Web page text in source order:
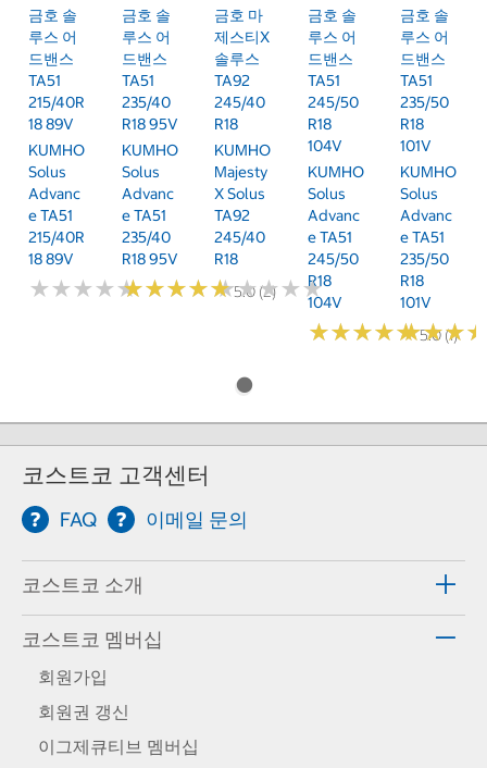
금호 솔
루스 어
드밴스
TA51
215/40R
18 89V
KUMHO
Solus
Advanc
E TA51
215/40R
18 89V
★★★★★
★★★★★
금호 솔
루스 어
드밴스
TA51
235/40
R18 95V
KUMHO
Solus
Advanc
E TA51
235/40
R18 95V
★★★★★
★★★★★5.0 (2)
금호 마
제스티X
솔루스
TA92
245/40
R18
KUMHO
Majesty
X Solus
TA92
245/40
R18
★★★★★
★★★★★
금호 솔
루스 어
드밴스
TA51
245/50
R18
104V
KUMHO
Solus
Advanc
E TA51
245/50
R18
104V
★★★★★
★★★★★5.0 (1)
금호 솔
루스 어
드밴스
TA51
235/50
R18
101V
KUMHO
Solus
Advanc
E TA51
235/50
R18
101V
★★★
★★★
코스트코 고객센터
FAQ 이메일 문의
코스트코 소개
코스트코 멤버십
회원가입
회원권 갱신
이그제큐티브 멤버십